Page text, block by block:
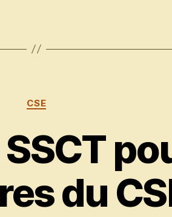
Catégories
CSE
du